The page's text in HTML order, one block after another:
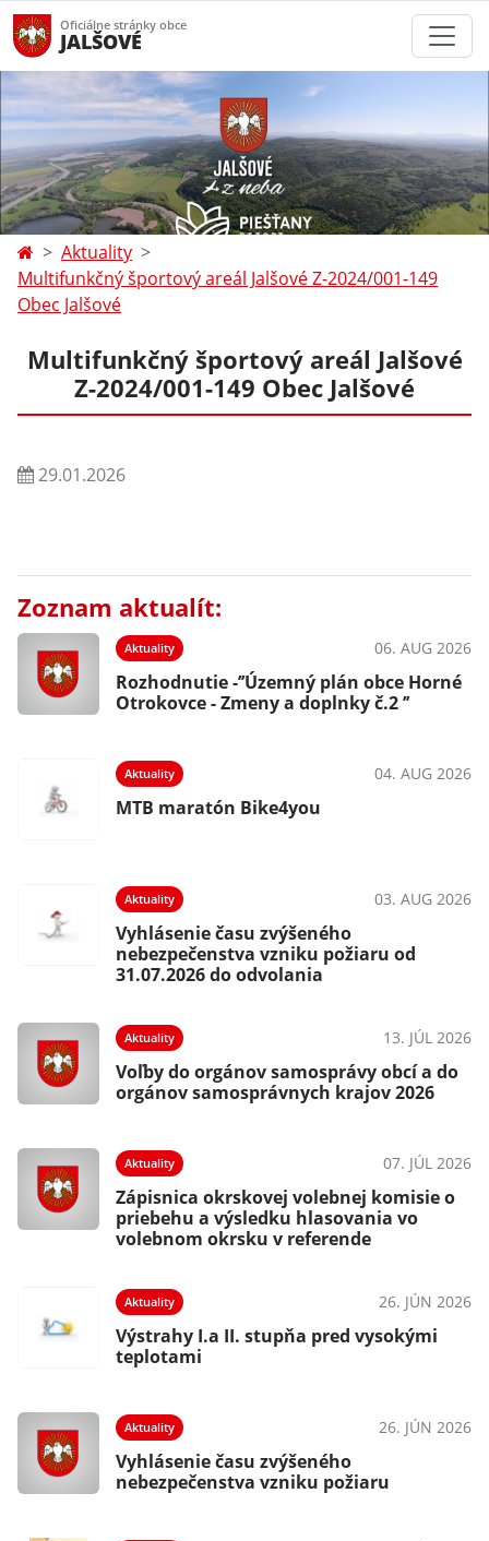
Oficiálne stránky obce
JALŠOVÉ
Aktuality
Multifunkčný športový areál Jalšové Z-2024/001-149
Obec Jalšové
Multifunkčný športový areál Jalšové
Z-2024/001-149 Obec Jalšové
29.01.2026
Zoznam aktualít:
Aktuality 06. AUG 2026
Rozhodnutie -’’Územný plán obce Horné
Otrokovce - Zmeny a doplnky č.2 ’’
Aktuality 04. AUG 2026
MTB maratón Bike4you
Aktuality 03. AUG 2026
Vyhlásenie času zvýšeného
nebezpečenstva vzniku požiaru od
31.07.2026 do odvolania
Aktuality 13. JÚL 2026
Voľby do orgánov samosprávy obcí a do
orgánov samosprávnych krajov 2026
Aktuality 07. JÚL 2026
Zápisnica okrskovej volebnej komisie o
priebehu a výsledku hlasovania vo
volebnom okrsku v referende
Aktuality 26. JÚN 2026
Výstrahy I.a II. stupňa pred vysokými
teplotami
Aktuality 26. JÚN 2026
Vyhlásenie času zvýšeného
nebezpečenstva vzniku požiaru